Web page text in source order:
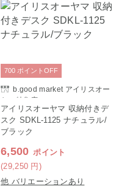
b.good market アイリスオー
ヤマ特集店
アイリスオーヤマ 収納付きデ
スク SDKL-1125 ナチュラル/
ブラック
6,500 ポイント
(29,250 円 )
700 ポイント OFF
他 バリエーションあり